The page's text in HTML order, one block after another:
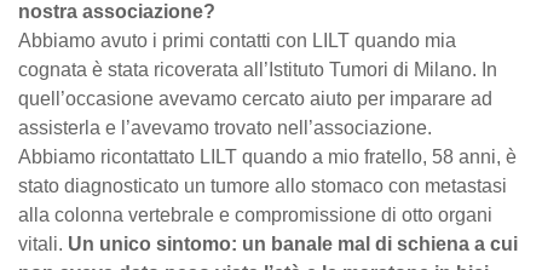
nostra associazione?
Abbiamo avuto i primi contatti con LILT quando mia
cognata è stata ricoverata all’Istituto Tumori di Milano. In
quell’occasione avevamo cercato aiuto per imparare ad
assisterla e l’avevamo trovato nell’associazione.
Abbiamo ricontattato LILT quando a mio fratello, 58 anni, è
stato diagnosticato un tumore allo stomaco con metastasi
alla colonna vertebrale e compromissione di otto organi
vitali. Un unico sintomo: un banale mal di schiena a cui